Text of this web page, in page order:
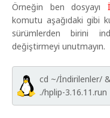
Örneğin ben dosyayı
komutu aşağıdaki gibi
sürümlerden birini
değiştirmeyi unutmayın.
cd ~/İndirilenler/
./hplip-3.16.11.run